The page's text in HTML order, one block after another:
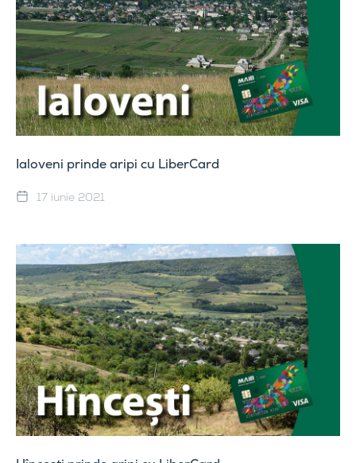
Ialoveni prinde aripi cu LiberCard
17 iunie 2021